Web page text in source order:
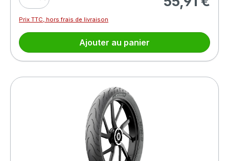
Prix régulier :
Prix TTC, hors frais de livraison
Ajouter au panier